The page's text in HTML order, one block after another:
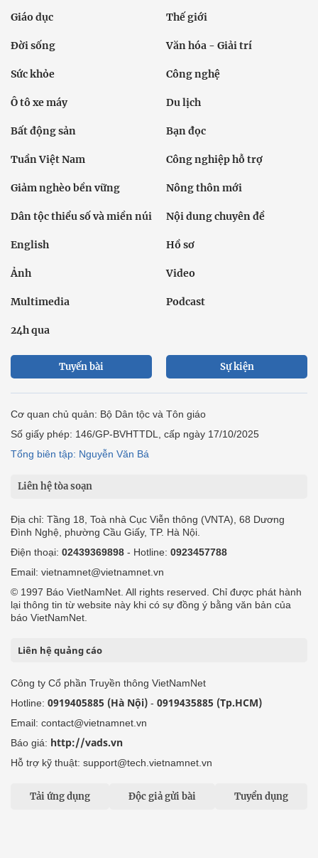
Giáo dục Thế giới
Đời sống Văn hóa - Giải trí
Sức khỏe Công nghệ
Ô tô xe máy Du lịch
Bất động sản Bạn đọc
Tuần Việt Nam Công nghiệp hỗ trợ
Giảm nghèo bền vững Nông thôn mới
Dân tộc thiểu số và miền núi Nội dung chuyên đề
English Hồ sơ
Ảnh Video
Multimedia Podcast
24h qua
Tuyến bài Sự kiện
Cơ quan chủ quản: Bộ Dân tộc và Tôn giáo
Số giấy phép: 146/GP-BVHTTDL, cấp ngày 17/10/2025
Tổng biên tập: Nguyễn Văn Bá
Liên hệ tòa soạn
Địa chỉ: Tầng 18, Toà nhà Cục Viễn thông (VNTA), 68 Dương
Đình Nghệ, phường Cầu Giấy, TP. Hà Nội.
Điện thoại: 02439369898 - Hotline: 0923457788
Email: vietnamnet@vietnamnet.vn
© 1997 Báo VietNamNet. All rights reserved. Chỉ được phát hành
lại thông tin từ website này khi có sự đồng ý bằng văn bản của
báo VietNamNet.
Liên hệ quảng cáo
Công ty Cổ phần Truyền thông VietNamNet
Hotline: 0919405885 (Hà Nội) - 0919435885 (Tp.HCM)
Email: contact@vietnamnet.vn
Báo giá: http://vads.vn
Hỗ trợ kỹ thuật: support@tech.vietnamnet.vn
Tải ứng dụng Độc giả gửi bài Tuyển dụng